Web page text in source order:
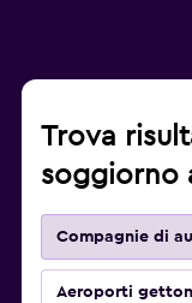
Trova
soggiorno
Compagnie di
Aeroporti